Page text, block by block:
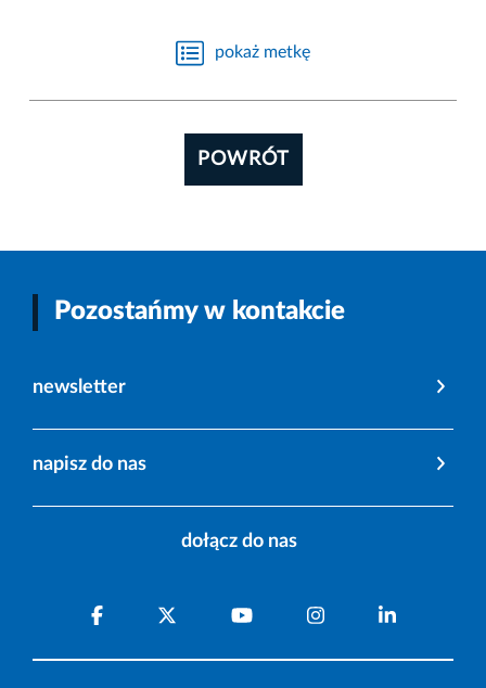
pokaż metkę
POWRÓT
Pozostańmy w kontakcie
newsletter
napisz do nas
dołącz do nas